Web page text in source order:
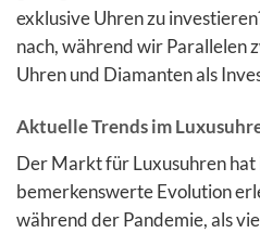
exklusive Uhren zu
nach, während wir Parallelen
Uhren und Diamanten als
Aktuelle Trends im
Der Markt für Luxusuhren hat
bemerkenswerte Evolution
während der Pandemie, als